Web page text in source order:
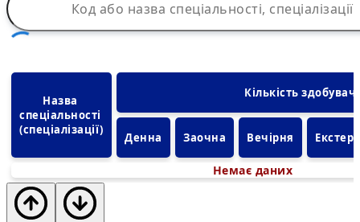
Назва
спеціальності
(спеціалізації)
Кількість
Денна Заочна Вечірня
Немає даних